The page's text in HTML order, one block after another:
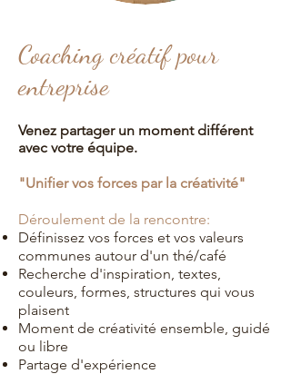
Coachingcréatif pour
entreprise
Venez partager un momentdifférent
avec votre équipe.
"Unifier vos forces par la créativité"
Déroulement de la rencontre:
Définissez vos forces et vos valeurs
communes autour d'un thé/café
Recherche d'inspiration, textes,
couleurs, formes, structures qui vous
plaisent
Moment de créativité ensemble, guidé
ou libre
Partage d'expérience